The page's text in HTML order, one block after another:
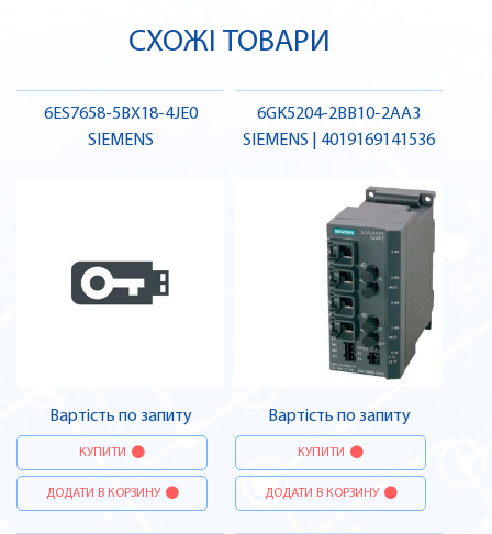
СХОЖІ ТОВАРИ
6ES7658-5BX18-4JE0
SIEMENS
Вартість по запиту
КУПИТИ
ДОДАТИ В КОРЗИНУ
6GK5204-2BB10-2AA3
SIEMENS | 4019169141536
Вартість по запиту
КУПИТИ
ДОДАТИ В КОРЗИНУ